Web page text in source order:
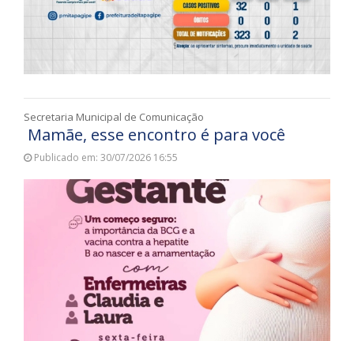
Secretaria Municipal de Comunicação
Mamãe, esse encontro é para você
Publicado em: 30/07/2026 16:55